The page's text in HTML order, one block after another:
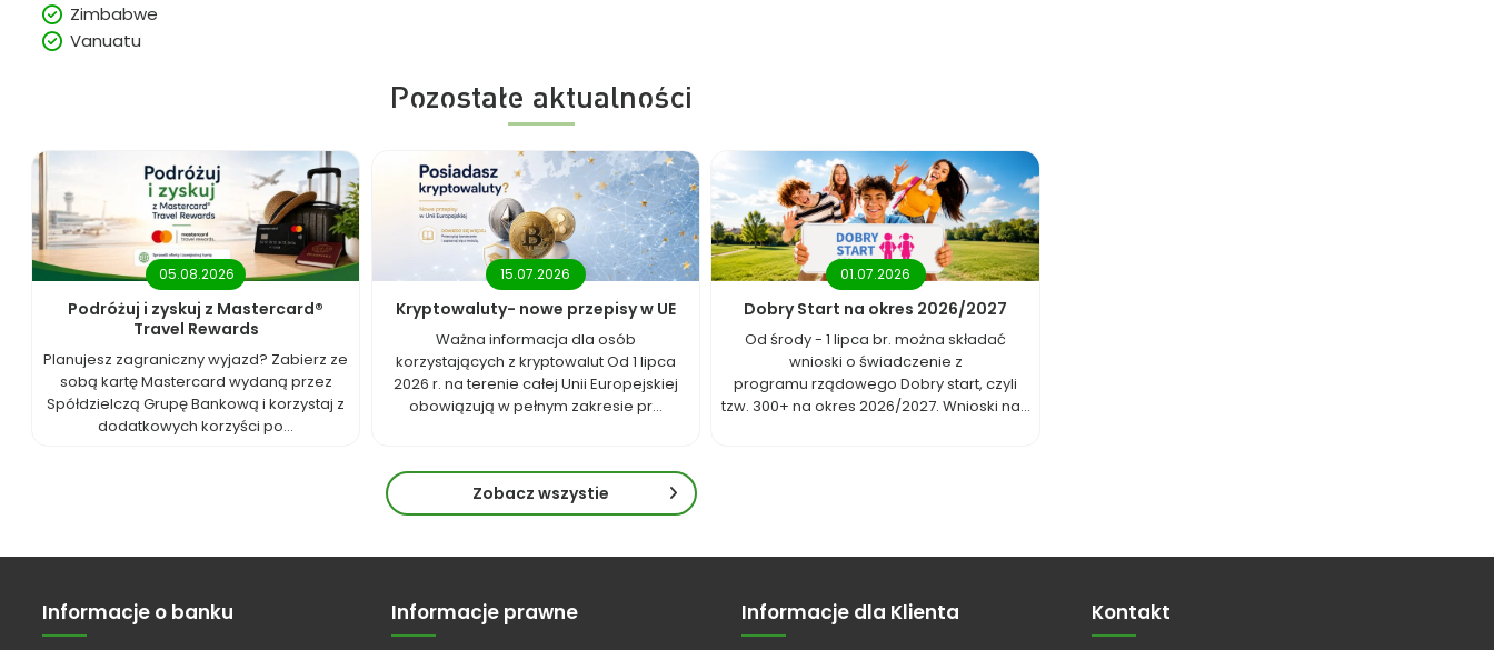
Zimbabwe
Vanuatu
Pozostałe aktualności
05.08.2026
Podróżuj i zyskuj z Mastercard®
Travel Rewards
Planujesz zagraniczny wyjazd? Zabierz ze
sobą kartę Mastercard wydaną przez
Spółdzielczą Grupę Bankową i korzystaj z
dodatkowych korzyści po...
15.07.2026
Kryptowaluty- nowe przepisy w UE
Ważna informacja dla osób
korzystających z kryptowalut Od 1 lipca
2026 r. na terenie całej Unii Europejskiej
obowiązują w pełnym zakresie pr...
01.07.2026
Dobry Start na okres 2026/2027
Od środy - 1 lipca br. można składać
wnioski o świadczenie z
programu rządowego Dobry start, czyli
tzw. 300+ na okres 2026/2027. Wnioski na...
Zobacz wszystie
Informacje o banku Informacje prawne Informacje dla Klienta Kontakt